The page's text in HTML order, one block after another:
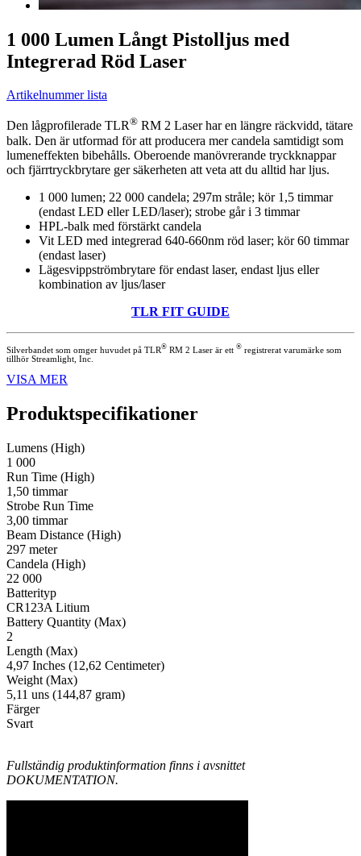
1 000 Lumen Långt Pistolljus med
Integrerad Röd Laser
Artikelnummer lista
Den lågprofilerade TLR® RM 2 Laser har en längre räckvidd, tätare
balk. Den är utformad för att producera mer candela samtidigt som
lumeneffekten bibehålls. Oberoende manövrerande tryckknappar
och fjärrtryckbrytare ger säkerheten att veta att du alltid har ljus.
1 000 lumen; 22 000 candela; 297m stråle; kör 1,5 timmar
(endast LED eller LED/laser); strobe går i 3 timmar
HPL-balk med förstärkt candela
Vit LED med integrerad 640-660nm röd laser; kör 60 timmar
(endast laser)
Lägesvippströmbrytare för endast laser, endast ljus eller
kombination av ljus/laser
TLR FIT GUIDE
Silverbandet som omger huvudet på TLR® RM 2 Laser är ett ® registrerat varumärke som
tillhör Streamlight, Inc.
VISA MER
Produktspecifikationer
Lumens (High)
1 000
Run Time (High)
1,50 timmar
Strobe Run Time
3,00 timmar
Beam Distance (High)
297 meter
Candela (High)
22 000
Batterityp
CR123A Litium
Battery Quantity (Max)
2
Length (Max)
4,97 Inches (12,62 Centimeter)
Weight (Max)
5,11 uns (144,87 gram)
Färger
Svart
Fullständig produktinformation finns i avsnittet
DOKUMENTATION.